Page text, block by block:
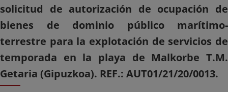
solicitud de autorización de ocupación de
bienes de dominio público marítimo-
terrestre para la explotación de servicios de
temporada en la playa de Malkorbe T.M.
Getaria (Gipuzkoa). REF.: AUT01/21/20/0013.